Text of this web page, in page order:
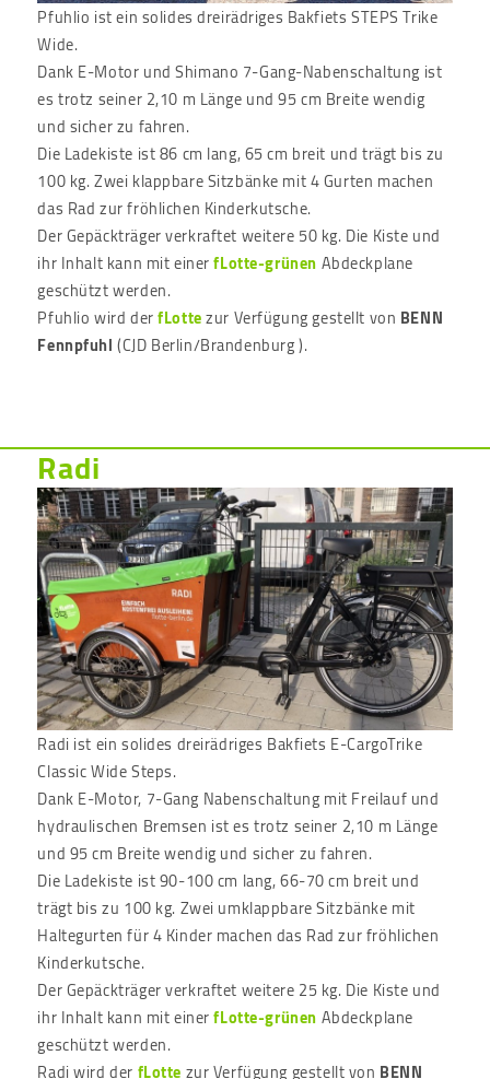
Pfuhlio ist ein solides dreirädriges Bakfiets STEPS Trike
Wide.
Dank E-Motor und Shimano 7-Gang-Nabenschaltung ist
es trotz seiner 2,10 m Länge und 95 cm Breite wendig
und sicher zu fahren.
Die Ladekiste ist 86 cm lang, 65 cm breit und trägt bis zu
100 kg. Zwei klappbare Sitzbänke mit 4 Gurten machen
das Rad zur fröhlichen Kinderkutsche.
Der Gepäckträger verkraftet weitere 50 kg. Die Kiste und
ihr Inhalt kann mit einerfLotte-grünenAbdeckplane
geschützt werden.
Pfuhlio wird derfLottezur Verfügung gestellt von BENN
Fennpfuhl(CJD Berlin/Brandenburg ).
Radi
Radi ist ein solides dreirädriges Bakfiets E-CargoTrike
Classic Wide Steps.
Dank E-Motor, 7-Gang Nabenschaltung mit Freilauf und
hydraulischen Bremsen ist es trotz seiner 2,10 m Länge
und 95 cm Breite wendig und sicher zu fahren.
Die Ladekiste ist 90-100 cm lang, 66-70 cm breit und
trägt bis zu 100 kg. Zwei umklappbare Sitzbänke mit
Haltegurten für 4 Kinder machen das Rad zur fröhlichen
Kinderkutsche.
Der Gepäckträger verkraftet weitere 25 kg. Die Kiste und
ihr Inhalt kann mit einerfLotte-grünenAbdeckplane
geschützt werden.
Radi wird derfLottezur Verfügung gestellt von BENN